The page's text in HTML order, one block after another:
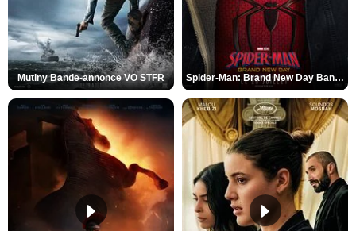
Mutiny Bande-annonce VO STFR Spider-Man: Brand New Day Bande-annonce VO STFR